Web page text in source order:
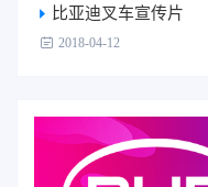
比亚迪叉车宣传片
2018-04-12